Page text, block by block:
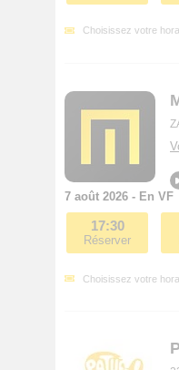
Choisissez votre
7 août 2026 - En VF
17:30
Réserver
Choisissez votre